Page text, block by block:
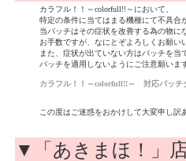
カラフル！！～colorfull!!～において、
特定の条件に当てはまる機種にて不具合
当パッチはその症状を改善する為の物に
お手数ですが、なにとぞよろしくお願い
また、症状が出ていない方はパッチを当
パッチを適用しないようにご注意願います
カラフル！！～colorfull!!～ 対応パッチ
この度はご迷惑をおかけして大変申し訳
▼「あきまほ！」